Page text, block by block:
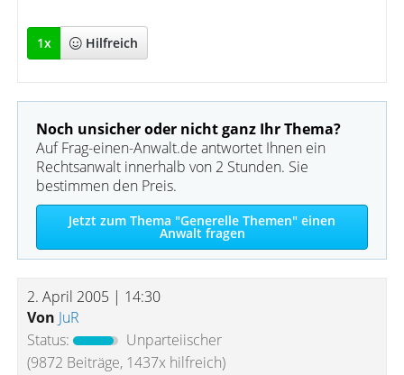
1x Hilfreich
Noch unsicher oder nicht ganz Ihr Thema?
Auf Frag-einen-Anwalt.de antwortet Ihnen ein
Rechtsanwalt innerhalb von 2 Stunden. Sie
bestimmen den Preis.
Jetzt zum Thema "Generelle Themen" einen
Anwalt fragen
2. April 2005 | 14:30
Von JuR
Status:
Unparteiischer
(9872 Beiträge, 1437x hilfreich)